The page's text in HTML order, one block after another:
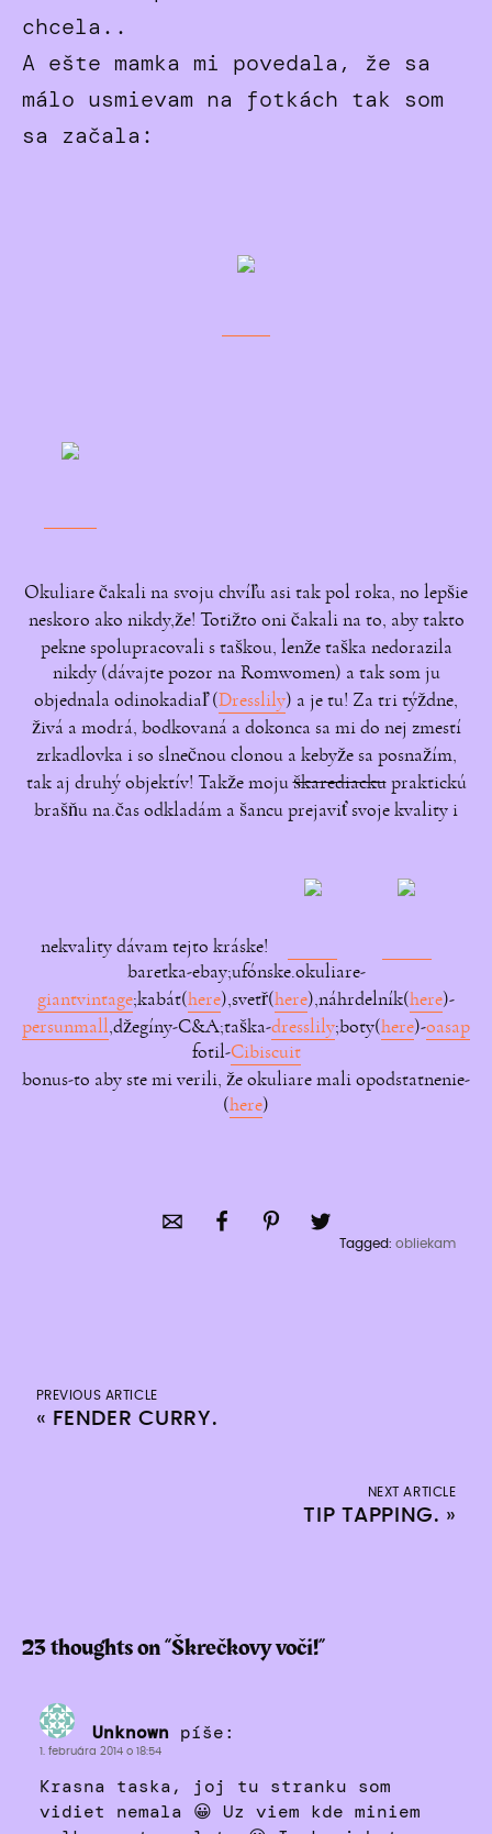
chcela..
A ešte mamka mi povedala, že sa
málo usmievam na fotkách tak som
sa začala:
Okuliare čakali na svoju chvíľu asi tak pol roka, no lepšie
neskoro ako nikdy,že! Totižto oni čakali na to, aby takto
pekne spolupracovali s taškou, lenže taška nedorazila
nikdy (dávajte pozor na Romwomen) a tak som ju
objednala odinokadiaľ (Dresslily) a je tu! Za tri týždne,
živá a modrá, bodkovaná a dokonca sa mi do nej zmestí
zrkadlovka i so slnečnou clonou a kebyže sa posnažím,
tak aj druhý objektív! Takže mojuškarediackupraktickú
brašňu na.čas odkladám a šancu prejaviť svoje kvality i
nekvality dávam tejto kráske!
baretka-ebay;ufónske.okuliare-
giantvintage;kabát(here),svetř(here),náhrdelník(here)-
persunmall,džegíny-C&A;taška-dresslily;boty(here)-oasap
fotil-Cibiscuit
bonus-to aby ste mi verili, že okuliare mali opodstatnenie-
(here)
Tagged:obliekam
PREVIOUS ARTICLE
« FENDER CURRY.
NEXT ARTICLE
TIP TAPPING. »
23 thoughts on “Škrečkovy voči!”
Unknown píše:
1. februára 2014 o 18:54
Krasna taska, joj tu stranku som
vidiet nemala 😀 Uz viem kde miniem